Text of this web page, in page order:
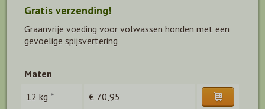
Gratis verzending!
Graanvrije voeding voor volwassen honden met een
gevoelige spijsvertering
Maten
12 kg * € 70,95